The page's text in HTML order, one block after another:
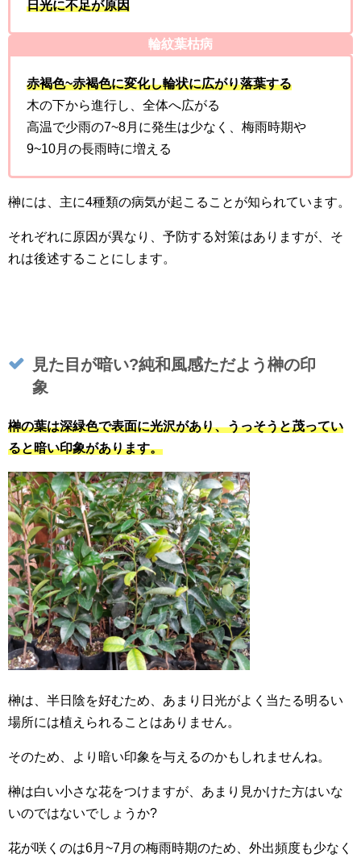
日光に不足が原因
輪紋葉枯病
赤褐色~赤褐色に変化し輪状に広がり落葉する
木の下から進行し、全体へ広がる
高温で少雨の7~8月に発生は少なく、梅雨時期や
9~10月の長雨時に増える
榊には、主に4種類の病気が起こることが知られています。
それぞれに原因が異なり、予防する対策はありますが、そ
れは後述することにします。
見た目が暗い?純和風感ただよう榊の印
象
榊の葉は深緑色で表面に光沢があり、うっそうと茂ってい
ると暗い印象があります。
榊は、半日陰を好むため、あまり日光がよく当たる明るい
場所には植えられることはありません。
そのため、より暗い印象を与えるのかもしれませんね。
榊は白い小さな花をつけますが、あまり見かけた方はいな
いのではないでしょうか?
花が咲くのは6月~7月の梅雨時期のため、外出頻度も少なく